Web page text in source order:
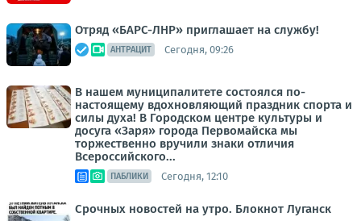
Отряд «БАРС-ЛНР» приглашает на службу!
АНТРАЦИТ Сегодня, 09:26
В нашем муниципалитете состоялся по-
настоящему вдохновляющий праздник спорта и
силы духа! В Городском центре культуры и
досуга «Заря» города Первомайска мы
торжественно вручили знаки отличия
Всероссийского...
ПАБЛИКИ Сегодня, 12:10
Срочных новостей на утро. Блокнот Луганск